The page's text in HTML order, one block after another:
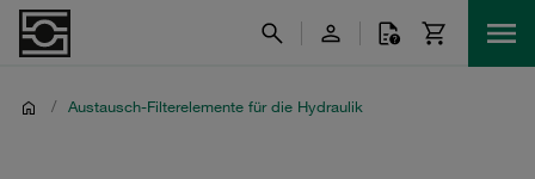
/ Austausch-Filterelemente für die Hydraulik